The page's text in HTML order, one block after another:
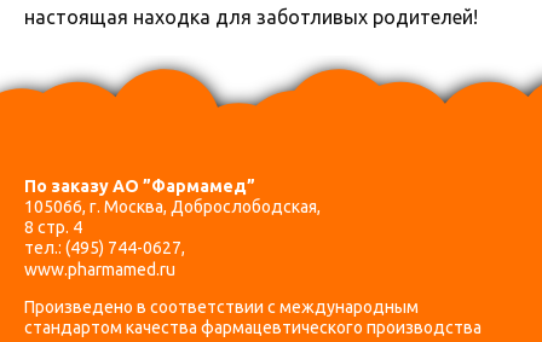
настоящая находка для заботливых родителей!
По заказу АО ”Фармамед”
105066, г. Москва, Доброслободская,
8 стр. 4
тел.: (495) 744-0627,
www.pharmamed.ru
Произведено в соответствии с международным
стандартом качества фармацевтического производства